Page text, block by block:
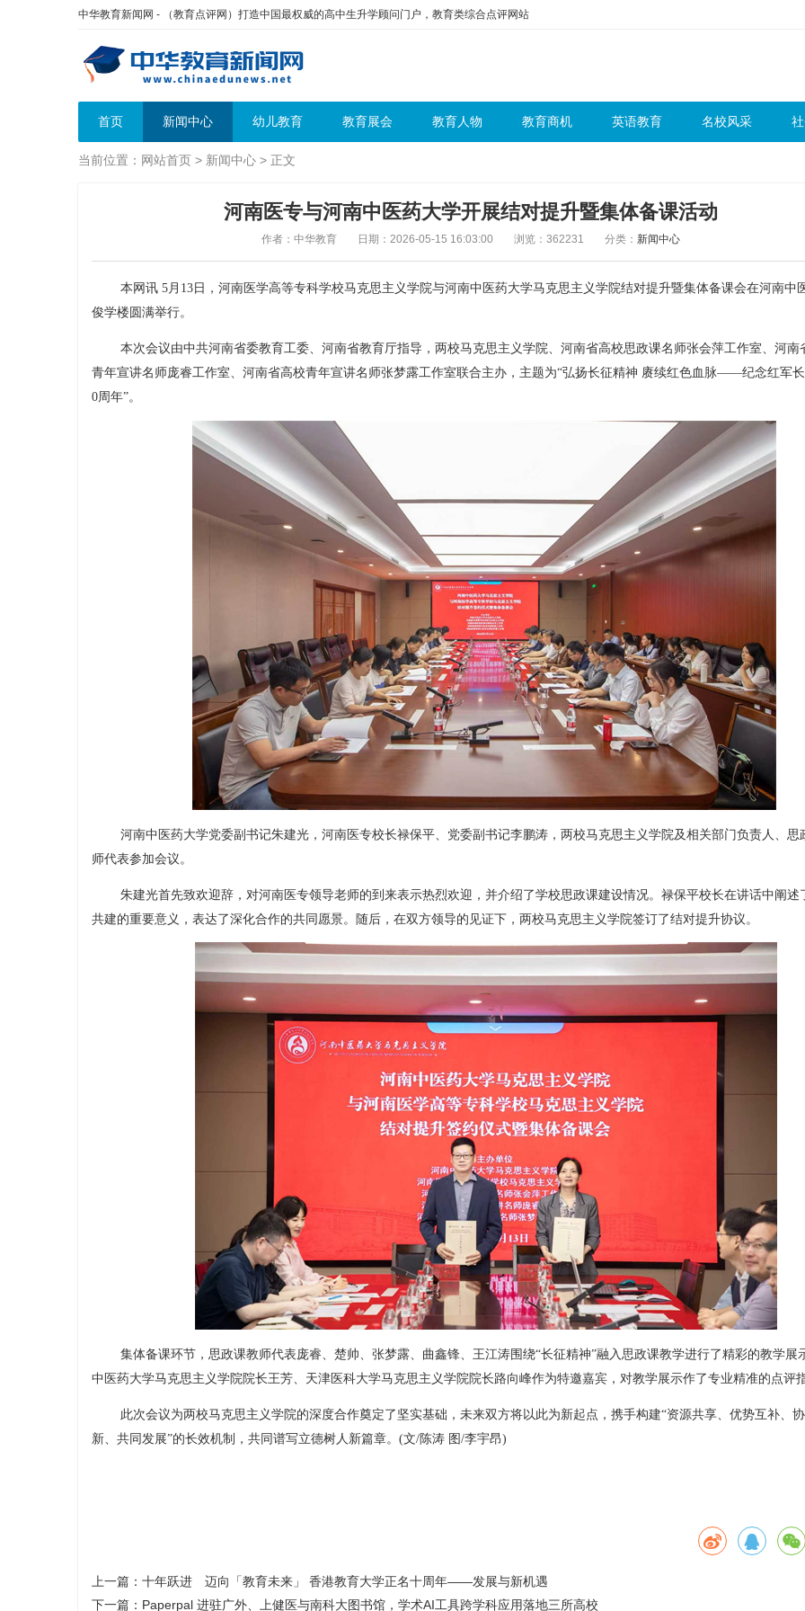
中华教育新闻网 - （教育点评网）打造中国最权威的高中生升学顾问门户，教育类综合点评网站
首页 新闻中心 幼儿教育 教育展会 教育人物 教育商机 英语教育 名校风采
当前位置： 网站首页 > 新闻中心 > 正文
河南医专与河南中医药大学开展结对提升暨集体备课活动
作者：中华教育 日期：2026-05-15 16:03:00 浏览：362231 分类： 新闻中心
本网讯 5月13日，河南医学高等专科学校马克思主义学院与河南中医药大学马克思主义学院结对提升暨集体备课会在河南中
俊学楼圆满举行。
本次会议由中共河南省委教育工委、河南省教育厅指导，两校马克思主义学院、河南省高校思政课名师张会萍工作室、河南
青年宣讲名师庞睿工作室、河南省高校青年宣讲名师张梦露工作室联合主办，主题为“弘扬长征精神 赓续红色血脉——纪念红军
0周年”。
河南中医药大学党委副书记朱建光，河南医专校长禄保平、党委副书记李鹏涛，两校马克思主义学院及相关部门负责人、思
师代表参加会议。
朱建光首先致欢迎辞，对河南医专领导老师的到来表示热烈欢迎，并介绍了学校思政课建设情况。禄保平校长在讲话中阐述
共建的重要意义，表达了深化合作的共同愿景。随后，在双方领导的见证下，两校马克思主义学院签订了结对提升协议。
集体备课环节，思政课教师代表庞睿、楚帅、张梦露、曲鑫锋、王江涛围绕“长征精神”融入思政课教学进行了精彩的教学展
中医药大学马克思主义学院院长王芳、天津医科大学马克思主义学院院长路向峰作为特邀嘉宾，对教学展示作了专业精准的点评指
此次会议为两校马克思主义学院的深度合作奠定了坚实基础，未来双方将以此为新起点，携手构建“资源共享、优势互补、协
新、共同发展”的长效机制，共同谱写立德树人新篇章。(文/陈涛 图/李宇昂)
上一篇： 十年跃进 迈向「教育未来」 香港教育大学正名十周年——发展与新机遇
下一篇： Paperpal 进驻广外、上健医与南科大图书馆，学术AI工具跨学科应用落地三所高校